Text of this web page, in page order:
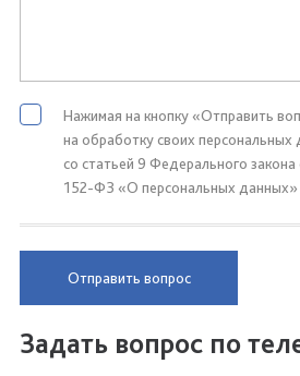
Нажимая на кнопку «Отправить
на обработку своих персональных
со статьей 9 Федерального
152-ФЗ «О персональных данных»
Отправить вопрос
Задать вопрос по